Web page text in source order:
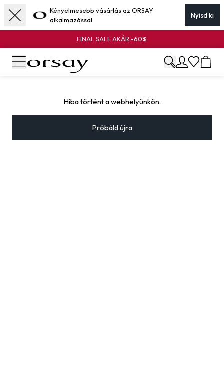
Kényelmesebb vásárlás az ORSAY
alkalmazással
Nyisd ki
FINAL SALE AKÁR -60%
Hiba történt a webhelyünkön.
Próbáld újra